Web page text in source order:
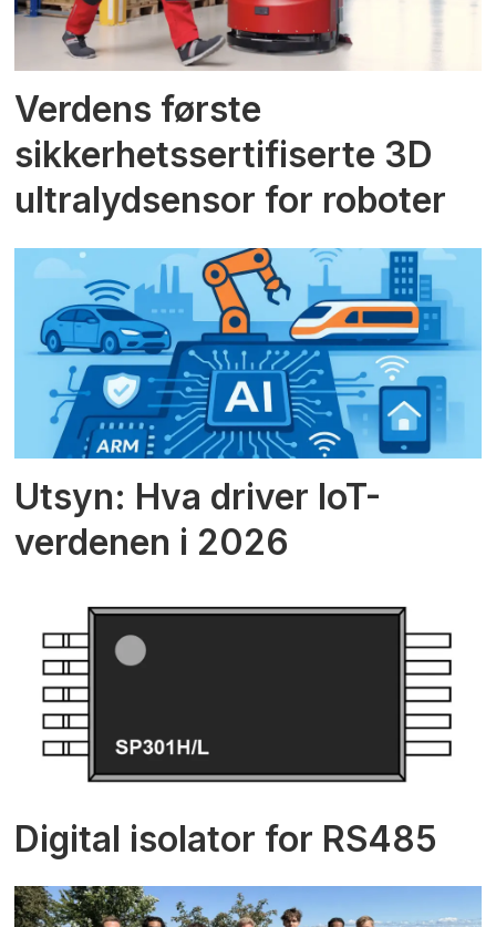
Verdens første
sikkerhetssertifiserte 3D
ultralydsensor for roboter
Utsyn: Hva driver IoT-
verdenen i 2026
Digital isolator for RS485